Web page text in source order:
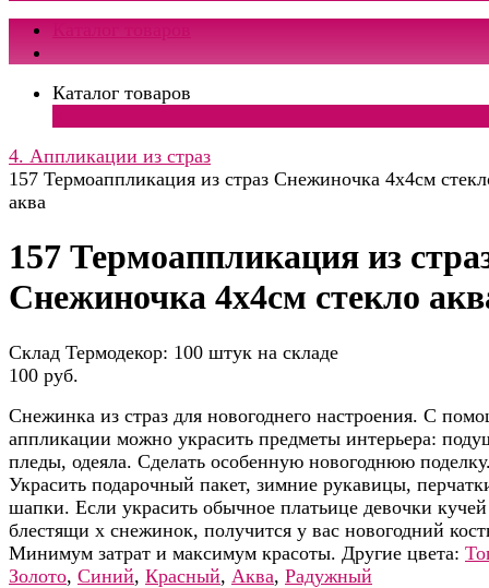
Каталог товаров
4. Аппликации из страз
157 Термоаппликация из страз Снежиночка 4х4см
аква
157 Термоаппликация из
Снежиночка 4х4см стекло
Склад Термодекор: 100 штук на складе
100 руб.
Снежинка из страз для новогоднего настроения. С
аппликации можно украсить предметы интерьера:
пледы, одеяла. Сделать особенную новогоднюю
Украсить подарочный пакет, зимние рукавицы,
шапки. Если украсить обычное платьице девочки кучей
блестящи х снежинок, получится у вас новогодний
Минимум затрат и максимум красоты. Другие цвета:
Золото, Синий, Красный, Аква, Радужный